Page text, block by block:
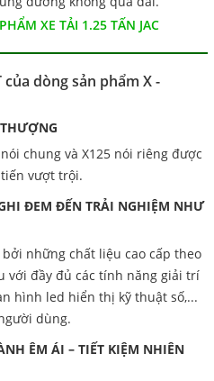
XE TẢI 1.25 TẤN JAC
dòng sản phẩm X -
chung và X125 nói riêng được
vượt trội.
ĐEM ĐẾN TRẢI NGHIỆM NHƯ
những chất liệu cao cấp theo
với đầy đủ các tính năng giải trí
hình led hiển thị kỹ thuật số,...
dùng.
ÊM ÁI – TIẾT KIỆM NHIÊN